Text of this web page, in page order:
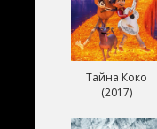
Тайна Коко
(2017)